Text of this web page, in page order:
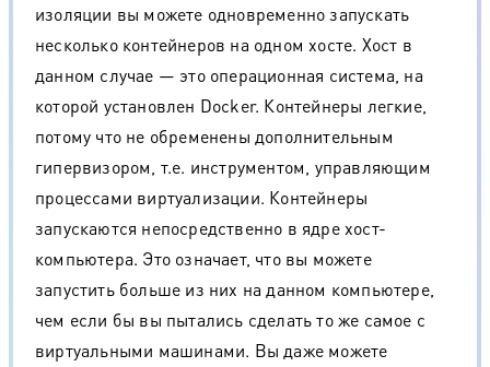
изоляции вы можете одновременно запускать
несколько контейнеров на одном хосте. Хост в
данном случае — это операционная система, на
которой установлен Docker. Контейнеры легкие,
потому что не обременены дополнительным
гипервизором, т.е. инструментом, управляющим
процессами виртуализации. Контейнеры
запускаются непосредственно в ядре хост-
компьютера. Это означает, что вы можете
запустить больше из них на данном компьютере,
чем если бы вы пытались сделать то же самое с
виртуальными машинами. Вы даже можете